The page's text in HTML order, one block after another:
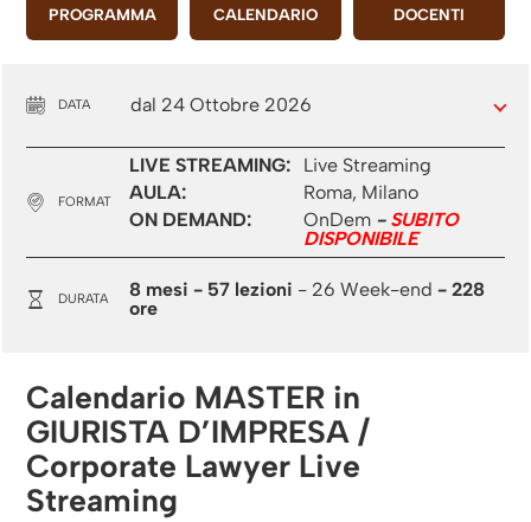
PROGRAMMA CALENDARIO DOCENTI
DATA dal 24 Ottobre 2026
FORMAT
LIVE STREAMING:
Live Streaming
AULA:
Roma, Milano
ON DEMAND:
OnDem - SUBITO
DISPONIBILE
DURATA 8 mesi- 57 lezioni - 26 Week-end- 228
ore
Calendario MASTER in
GIURISTA D’IMPRESA /
Corporate Lawyer Live
Streaming